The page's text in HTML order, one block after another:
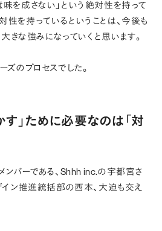
味を成さない」という絶対性を持って
性を持っているということは、今後も
きな強みになっていくと思います。
ズのプロセスでした。
す」ために必要なのは「対
ンバーである、Shhh inc.の宇都宮さ
イン推進統括部の西本、大迫も交え